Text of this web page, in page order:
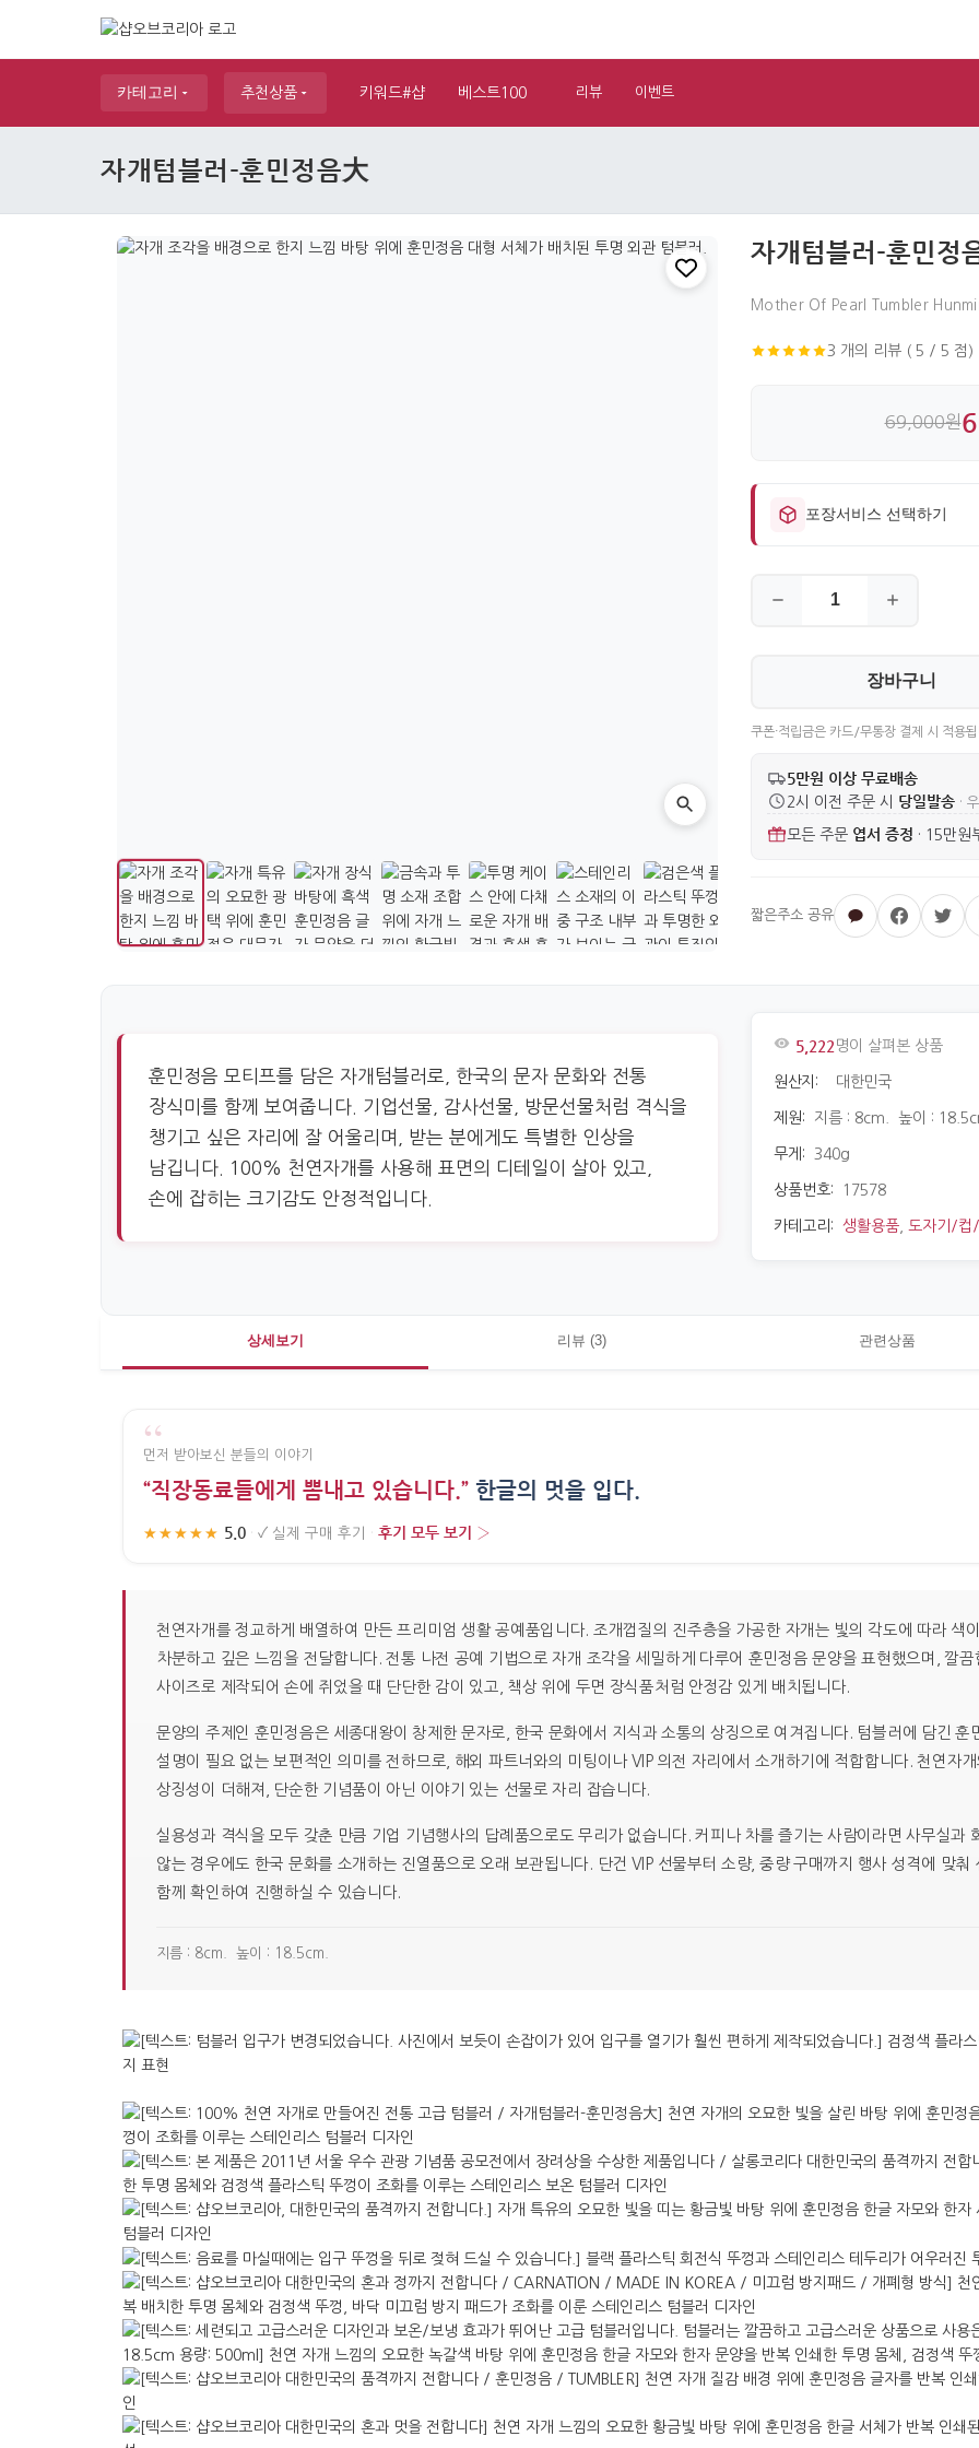
카테고리 추천상품 키워드#샵 베스트100 리뷰 이벤트
자개텀블러-훈민정음大
자개텀블러-훈민정
Mother Of Pearl Tumbler
3 개의 리뷰 ( 5 / 5 점)
69,000원
포장서비스 선택하기
장바구니
쿠폰·적립금은 카드/무통장 결제 시 적용
5만원 이상 무료배송
2시 이전 주문 시 당일발송 ·
모든 주문 엽서 증정 · 15만원
훈민정음 모티프를 담은 자개텀블러로, 한국의 문자 문화와 전통
장식미를 함께 보여줍니다. 기업선물, 감사선물, 방문선물처럼 격식을
챙기고 싶은 자리에 잘 어울리며, 받는 분에게도 특별한 인상을
남깁니다. 100% 천연자개를 사용해 표면의 디테일이 살아 있고,
손에 잡히는 크기감도 안정적입니다.
5,222 명이 살펴본 상품
원산지: 대한민국
제원: 지름 : 8cm. 높이 :
무게: 340g
상품번호: 17578
카테고리: 생활용품 도자기/컵
상세보기 리뷰 (3) 관련상품
“
먼저 받아보신 분들의 이야기
“직장동료들에게 뽐내고 있습니다.” 한글의 멋을 입다.
★★★★★ 5.0 · ✓ 실제 구매 후기 · 후기 모두 보기 ›
천연자개를 정교하게 배열하여 만든 프리미엄 생활 공예품입니다. 조개껍질의 진주층을 가공한 자개는 빛의 각도에 따라 색
차분하고 깊은 느낌을 전달합니다. 전통 나전 공예 기법으로 자개 조각을 세밀하게 다루어 훈민정음 문양을 표현했으며, 깔
사이즈로 제작되어 손에 쥐었을 때 단단한 감이 있고, 책상 위에 두면 장식품처럼 안정감 있게 배치됩니다.
문양의 주제인 훈민정음은 세종대왕이 창제한 문자로, 한국 문화에서 지식과 소통의 상징으로 여겨집니다. 텀블러에 담긴
설명이 필요 없는 보편적인 의미를 전하므로, 해외 파트너와의 미팅이나 VIP 의전 자리에서 소개하기에 적합합니다. 천연자
상징성이 더해져, 단순한 기념품이 아닌 이야기 있는 선물로 자리 잡습니다.
실용성과 격식을 모두 갖춘 만큼 기업 기념행사의 답례품으로도 무리가 없습니다. 커피나 차를 즐기는 사람이라면 사무실과
않는 경우에도 한국 문화를 소개하는 진열품으로 오래 보관됩니다. 단건 VIP 선물부터 소량, 중량 구매까지 행사 성격에 맞
함께 확인하여 진행하실 수 있습니다.
지름 : 8cm. 높이 : 18.5cm.